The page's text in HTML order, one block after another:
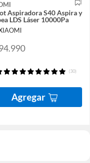
Aspiradora S40 Aspira y
LDS Láser 10000Pa
(30)
Agregar